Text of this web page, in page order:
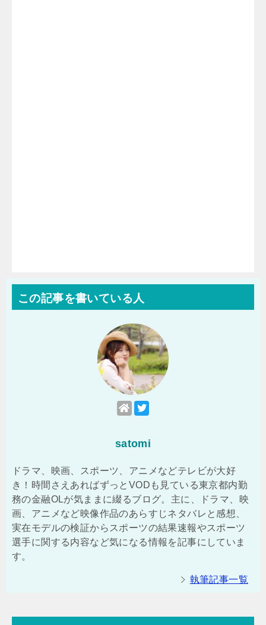
この記事を書いている人
satomi
ドラマ、映画、スポーツ、アニメなどテレビが大好
き！時間さえあればずっとVODも見ている東京都内勤
務の金融OLが気ままに綴るブログ。主に、ドラマ、映
画、アニメなど映像作品のあらすじネタバレと感想、
実在モデルの検証からスポーツの結果速報やスポーツ
選手に関する内容など気になる情報を記事にしていま
す。
執筆記事一覧